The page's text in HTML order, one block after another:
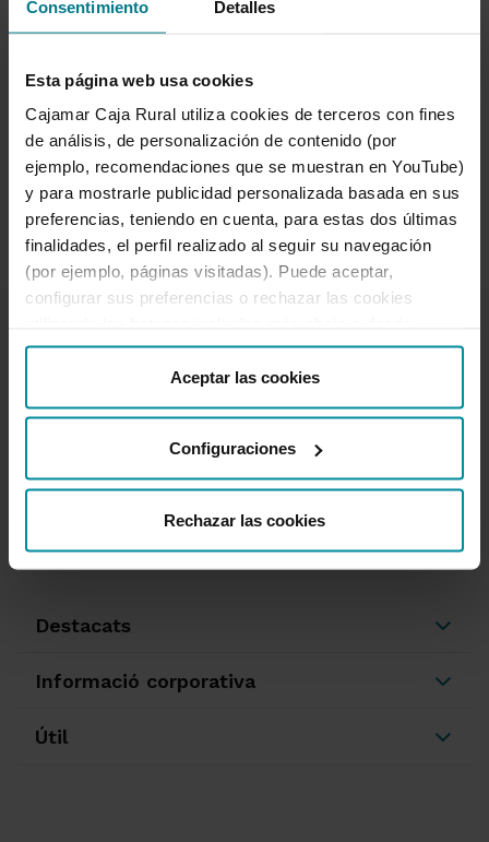
Consentimiento Detalles
Esta página web usa cookies
Cajamar Caja Rural utiliza cookies de terceros con fines
de análisis, de personalización de contenido (por
ejemplo, recomendaciones que se muestran en YouTube)
y para mostrarle publicidad personalizada basada en sus
preferencias, teniendo en cuenta, para estas dos últimas
finalidades, el perfil realizado al seguir su navegación
(por ejemplo, páginas visitadas). Puede aceptar,
configurar sus preferencias o rechazar las cookies
“Detalles”. También puede obtener más información, así
como cambiar el consentimiento en cualquier momento
desde nuestraPolítica de Cookies.
Aceptar las cookies
Configuraciones
Rechazar las cookies
Brussel·les, amb el suport de 239 bancs de 15
a la transmissió de missatges segurs sobre
transaccions financeres internacionals.
Actualment aquesta societat està composta
per 7.600 entitats financeres, amb un volum
diari mitjà de 10 milions de missatges.
Queixes i reclamacions
Oficines i caixers
Desbloqueig d'accés a banca en línia
Destacats
Informació corporativa
Útil